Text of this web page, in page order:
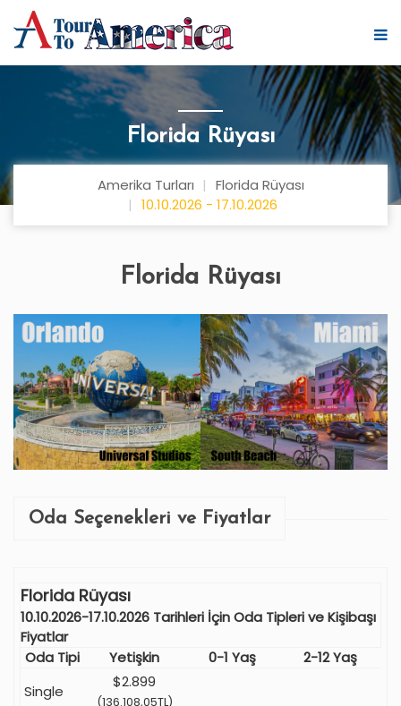
Florida Rüyası
Amerika Turları
Florida Rüyası
10.10.2026 - 17.10.2026
Florida Rüyası
Oda Seçenekleri ve Fiyatlar
Florida Rüyası
10.10.2026-17.10.2026 Tarihleri İçin Oda Tipleri ve Kişibaşı
Fiyatlar
Oda Tipi
Yetişkin 0-1 Yaş
2-12 Yaş
Single
$2.899
(136.108,05TL)